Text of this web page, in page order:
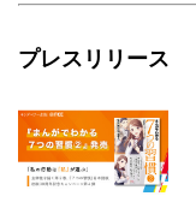
プレスリリース